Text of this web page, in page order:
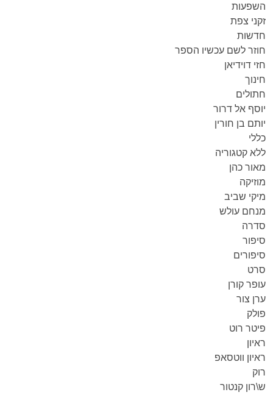
השפעות
זקני צפת
חדשות
חוזר לשם עכשיו הספר
חזי דוידיאן
חינוך
חתולים
יוסף אל דרור
יותם בן חורין
כללי
ללא קטגוריה
מאור כהן
מוזיקה
מיקי שביב
מנחם עולש
סדרה
סיפור
סיפורים
סרט
עופר קורן
ערן צור
פולק
פיטר רוט
ראיון
ראיון ווטסאפ
רוק
ש\רון קנטור